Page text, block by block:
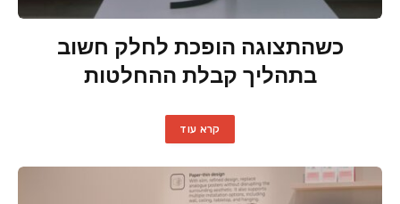
כשהתצוגה הופכת לחלק חשוב
בתהליך קבלת ההחלטות
קרא עוד